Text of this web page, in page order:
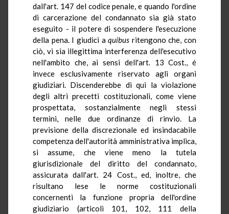
dall'art. 147 del codice penale, e quando l'ordine
di carcerazione del condannato sia già stato
eseguito - il potere di sospendere l'esecuzione
della pena. I giudici aquibus ritengono che, con
ciò, vi sia illegittima interferenza dell'esecutivo
nell'ambito che, ai sensi dell'art. 13 Cost., é
invece esclusivamente riservato agli organi
giudiziari. Discenderebbe di qui la violazione
degli altri precetti costituzionali, come viene
prospettata, sostanzialmente negli stessi
termini, nelle due ordinanze di rinvio. La
previsione della discrezionale ed insindacabile
competenza dell'autorità amministrativa implica,
si assume, che viene meno la tutela
giurisdizionale del diritto del condannato,
assicurata dall'art. 24 Cost., ed, inoltre, che
risultano lese le norme costituzionali
concernenti la funzione propria dell'ordine
giudiziario (articoli 101, 102, 111 della